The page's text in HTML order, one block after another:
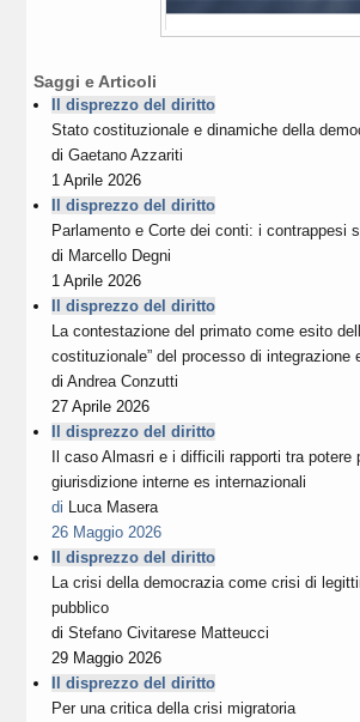
Saggi e Articoli
Il disprezzo del diritto
Stato costituzionale e dinamiche della
diGaetano Azzariti
1 Aprile 2026
Il disprezzo del diritto
Parlamento e Corte dei conti: i contrappesi
di Marcello Degni
1 Aprile 2026
Il disprezzo del diritto
La contestazione del primato come esito
costituzionale” del processo di integrazione
diAndrea Conzutti
27 Aprile 2026
Il disprezzo del diritto
Il caso Almasri e i difficili rapporti tra potere
giurisdizione interne es internazionali
di
Luca Masera
26 Maggio 2026
Il disprezzo del diritto
La crisi della democrazia come crisi di
pubblico
diStefano Civitarese Matteucci
29 Maggio 2026
Il disprezzo del diritto
Per una critica della crisi migratoria